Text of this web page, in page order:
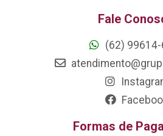
Fale
(62)
Formas de